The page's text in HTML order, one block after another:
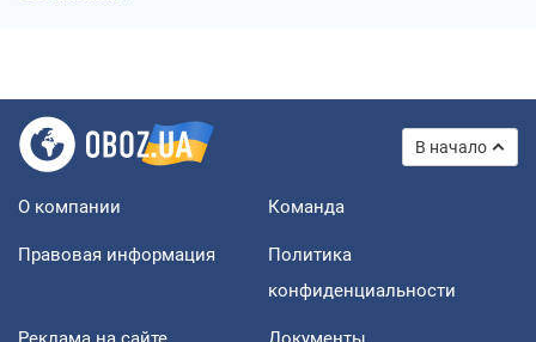
В начало
О компании Команда
Правовая информация
Политика
конфиденциальности